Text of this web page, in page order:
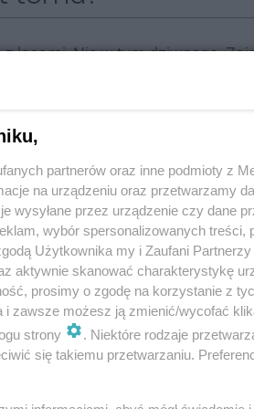
lasami. Nic w tym dziwnego.
przemysłowi. Już w XIV
przez bardziej
znajdziemy nie tylko w
z pozdrowieniami ze
znajdowało
fabryka celulozy i papieru.
a także nowa parafia w
oglądać możemy niektóre
czy dworzec PKP.
partnerów oraz inne podmioty z
na urządzeniu oraz przetwarzamy
wysyłane przez urządzenie czy dane
wybór spersonalizowanych treści,
Użytkownika my i Zaufani
aktywnie skanować charakterystykę
prosimy o zgodę na korzystanie z
i zawsze możesz ją zmienić/wycofać
strony
. Niektóre rodzaje
się takiemu przetwarzaniu.